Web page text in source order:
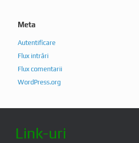
Meta
Autentificare
Flux intrări
Flux comentarii
WordPress.org
Link-uri